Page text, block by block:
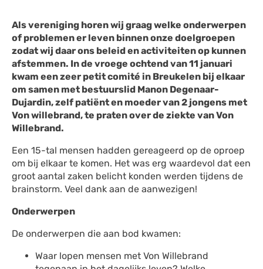
Als vereniging horen wij graag welke onderwerpen
of problemen er leven binnen onze doelgroepen
zodat wij daar ons beleid en activiteiten op kunnen
afstemmen. In de vroege ochtend van 11 januari
kwam een zeer petit comité in Breukelen bij elkaar
om samen met bestuurslid Manon Degenaar-
Dujardin, zelf patiënt en moeder van 2 jongens met
Von willebrand, te praten over de ziekte van Von
Willebrand.
Een 15-tal mensen hadden gereageerd op de oproep
om bij elkaar te komen. Het was erg waardevol dat een
groot aantal zaken belicht konden werden tijdens de
brainstorm. Veel dank aan de aanwezigen!
Onderwerpen
De onderwerpen die aan bod kwamen:
Waar lopen mensen met Von Willebrand